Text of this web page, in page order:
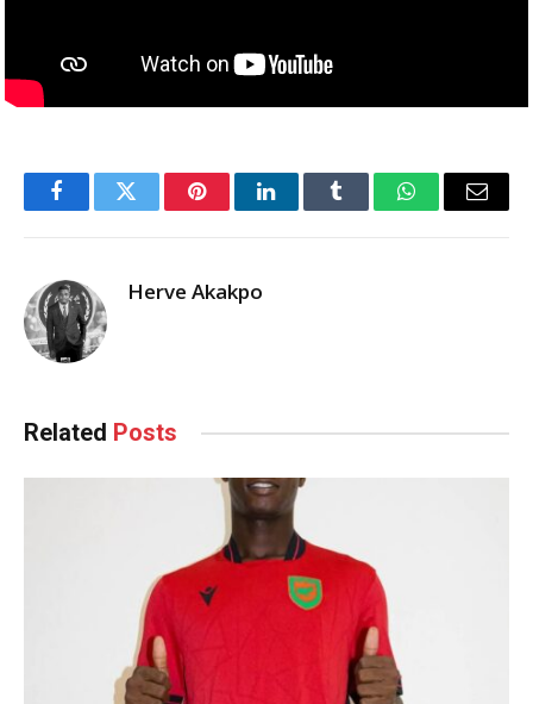
FacebookTwitter PinterestLinkedInTumblr WhatsAppEmail
Herve Akakpo
Related Posts